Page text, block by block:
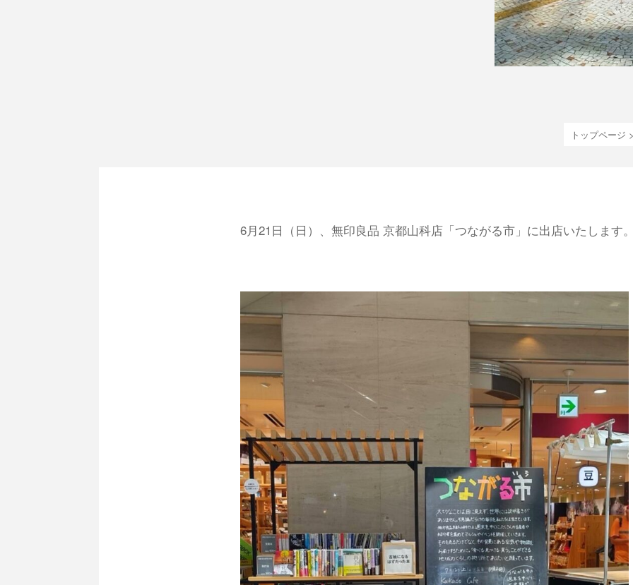
トップページ
6月21日（日）、無印良品 京都山科店「つながる市」に出店いたします